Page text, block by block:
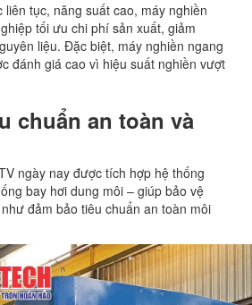
liên tục, năng suất cao, máy nghiền
tối ưu chi phí sản xuất, giảm
liệu. Đặc biệt, máy nghiền ngang
đánh giá cao vì hiệu suất nghiền vượt
chuẩn an toàn và
ngày nay được tích hợp hệ thống
bay hơi dung môi – giúp bảo vệ
đảm bảo tiêu chuẩn an toàn môi